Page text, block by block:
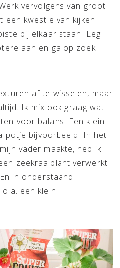
vervolgens van groot
een kwestie van kijken
bij elkaar staan. Leg
aan en ga op zoek
af te wisselen, maar
Ik mix ook graag wat
voor balans. Een klein
potje bijvoorbeeld. In het
vader maakte, heb ik
zeekraalplant verwerkt
in onderstaand
een klein